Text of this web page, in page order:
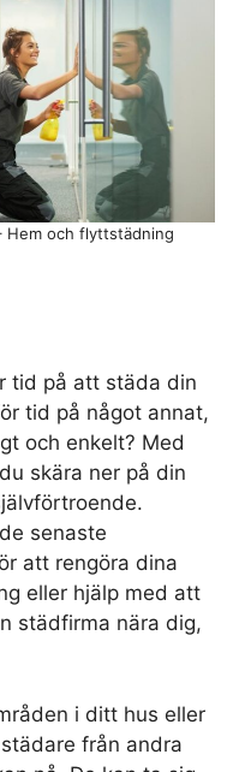
tid på att städa din
tid på något annat,
och enkelt? Med
skära ner på din
senaste
att rengöra dina
eller hjälp med att
städfirma nära dig,
i ditt hus eller
från andra
Hem och flyttstädning